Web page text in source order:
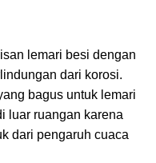
lemari besi dengan
dari korosi.
bagus untuk lemari
luar ruangan karena
dari pengaruh cuaca